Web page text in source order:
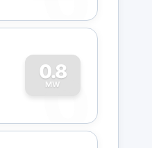
0.8
MW
0